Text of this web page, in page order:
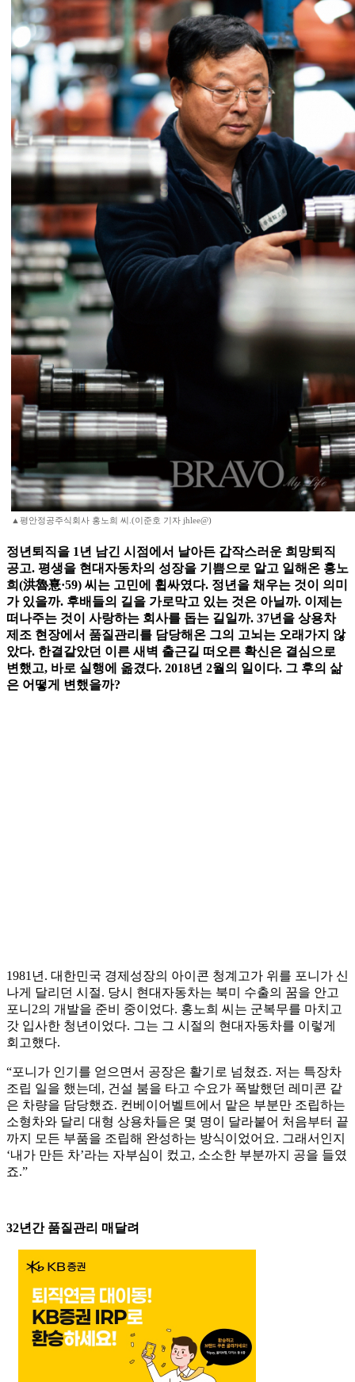
▲평안정공주식회사 홍노희 씨.(이준호 기자 jhlee@)
정년퇴직을 1년 남긴 시점에서 날아든 갑작스러운 희망퇴직
공고. 평생을 현대자동차의 성장을 기쁨으로 알고 일해온 홍노
희(洪魯憙·59) 씨는 고민에 휩싸였다. 정년을 채우는 것이 의미
가 있을까. 후배들의 길을 가로막고 있는 것은 아닐까. 이제는
떠나주는 것이 사랑하는 회사를 돕는 길일까. 37년을 상용차
제조 현장에서 품질관리를 담당해온 그의 고뇌는 오래가지 않
았다. 한결같았던 이른 새벽 출근길 떠오른 확신은 결심으로
변했고, 바로 실행에 옮겼다. 2018년 2월의 일이다. 그 후의 삶
은 어떻게 변했을까?
1981년. 대한민국 경제성장의 아이콘 청계고가 위를 포니가 신
나게 달리던 시절. 당시 현대자동차는 북미 수출의 꿈을 안고
포니2의 개발을 준비 중이었다. 홍노희 씨는 군복무를 마치고
갓 입사한 청년이었다. 그는 그 시절의 현대자동차를 이렇게
회고했다.
“포니가 인기를 얻으면서 공장은 활기로 넘쳤죠. 저는 특장차
조립 일을 했는데, 건설 붐을 타고 수요가 폭발했던 레미콘 같
은 차량을 담당했죠. 컨베이어벨트에서 맡은 부분만 조립하는
소형차와 달리 대형 상용차들은 몇 명이 달라붙어 처음부터 끝
까지 모든 부품을 조립해 완성하는 방식이었어요. 그래서인지
‘내가 만든 차’라는 자부심이 컸고, 소소한 부분까지 공을 들였
죠.”
32년간 품질관리 매달려